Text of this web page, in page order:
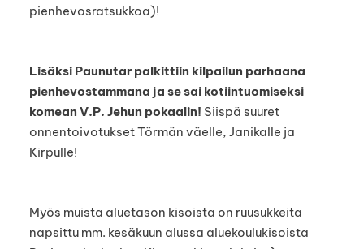
pienhevosratsukkoa)!
Lisäksi Paunutar palkittiin kilpailun parhaana
pienhevostammana ja se sai kotiintuomiseksi
komean V.P. Jehun pokaalin! Siispä suuret
onnentoivotukset Törmän väelle, Janikalle ja
Kirpulle!
Myös muista aluetason kisoista on ruusukkeita
napsittu mm. kesäkuun alussa aluekoulukisoista